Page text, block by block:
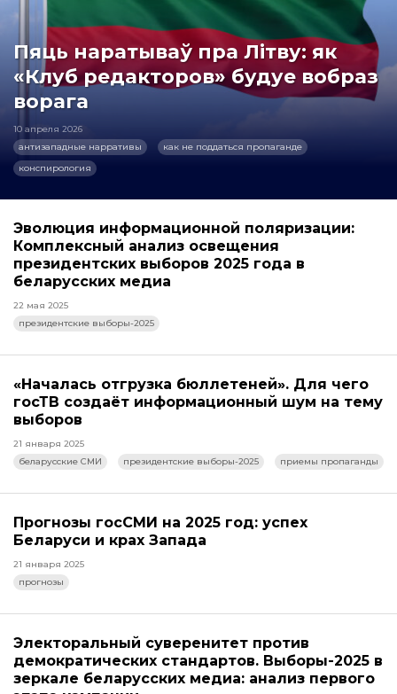
Пяць наратываў пра Літву: як
«Клуб редакторов» будуе вобраз
ворага
10 апреля 2026
антизападные нарративы
как не поддаться пропаганде
конспирология
Эволюция информационной поляризации:
Комплексный анализ освещения
президентских выборов 2025 года в
беларусских медиа
22 мая 2025
президентские выборы-2025
«Началась отгрузка бюллетеней». Для чего
госТВ создаёт информационный шум на тему
выборов
21 января 2025
беларусские СМИ
президентские выборы-2025 приемы пропаганды
Прогнозы госСМИ на 2025 год: успех
Беларуси и крах Запада
21 января 2025
прогнозы
Электоральный суверенитет против
демократических стандартов. Выборы-2025 в
зеркале беларусских медиа: анализ первого